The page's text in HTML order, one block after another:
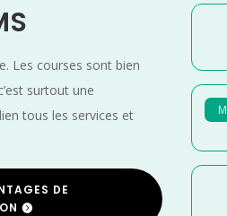
Les courses sont bien
surtout une
tous les services et
DE